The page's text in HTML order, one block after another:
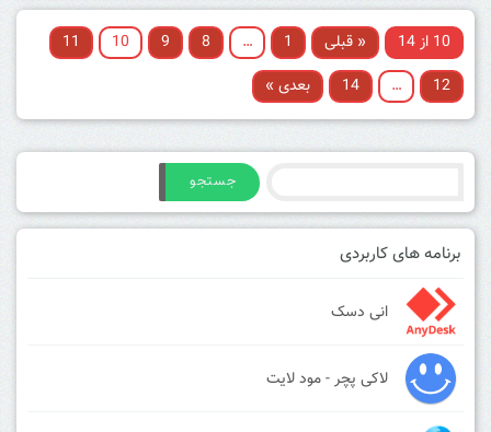
10 از 14 « قبلی 1
…
8
9
10
11
12
…
14 بعدی »
جستجو
برنامه های کاربردی
انی دسک
لاکی پچر - مود لایت